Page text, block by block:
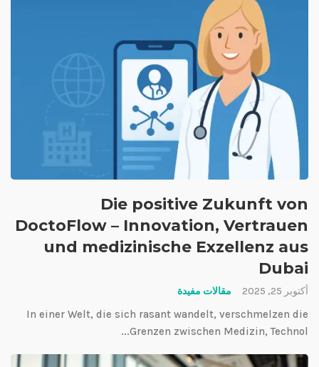
Die positive Zukunft von
DoctoFlow – Innovation, Vertrauen
und medizinische Exzellenz aus
Dubai
أكتوبر 25, 2025 مقالات مفيدة
In einer Welt, die sich rasant wandelt, verschmelzen die
Grenzen zwischen Medizin, Technol...